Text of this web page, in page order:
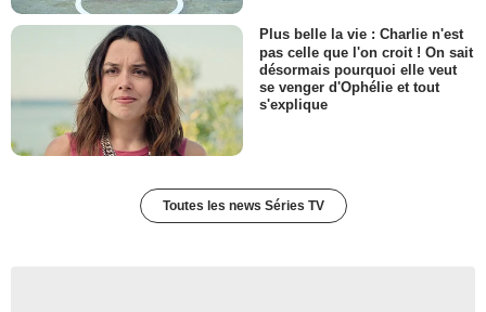
Plus belle la vie : Charlie n'est
pas celle que l'on croit ! On sait
désormais pourquoi elle veut
se venger d'Ophélie et tout
s'explique
Toutes les news Séries TV